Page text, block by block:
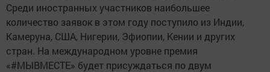
Среди иностранных участников наибольшее
количество заявок в этом году поступило из Индии,
Камеруна, США, Нигерии, Эфиопии, Кении и других
стран. На международном уровне премия
«#МЫВМЕСТЕ» будет присуждаться по двум